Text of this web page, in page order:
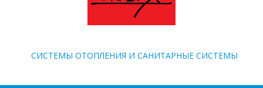
CИСТЕМЫ ОТОПЛЕНИЯ И САНИТАРНЫЕ СИСТЕМЫ